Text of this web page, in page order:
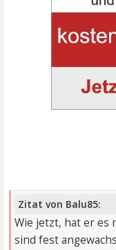
Zitat von Balu85:
Wie jetzt, hat er es
sind fest